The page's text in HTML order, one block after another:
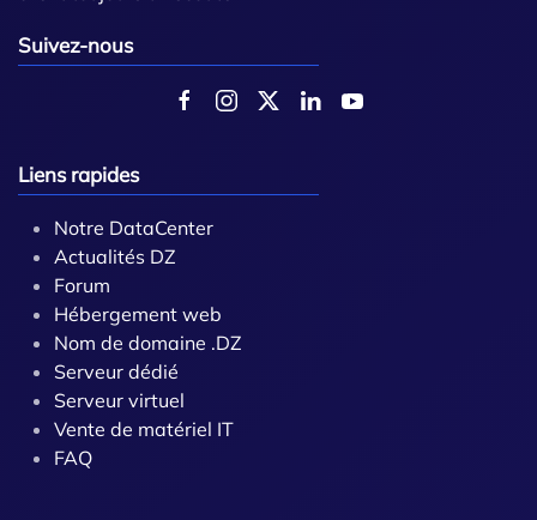
Suivez-nous
Liens rapides
Notre DataCenter
Actualités DZ
Forum
Hébergement web
Nom de domaine .DZ
Serveur dédié
Serveur virtuel
Vente de matériel IT
FAQ